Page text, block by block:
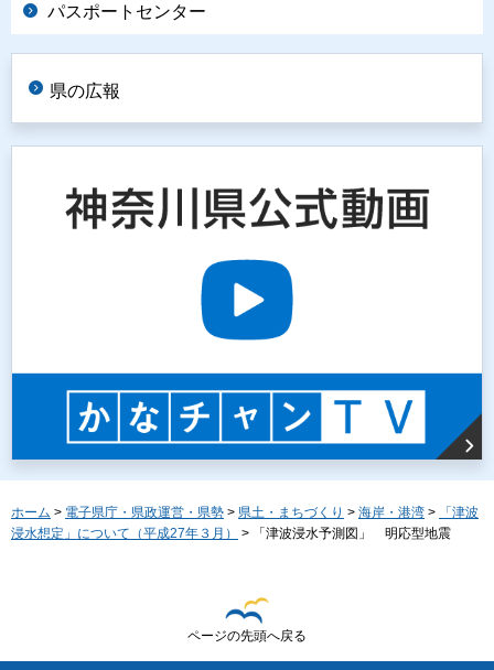
パスポートセンター
県の広報
ホーム > 電子県庁・県政運営・県勢 > 県土・まちづくり > 海岸・港湾 >
「津波
浸水想定」について（平成27年３月）
> 「津波浸水予測図」 明応型地震
ページの先頭へ戻る